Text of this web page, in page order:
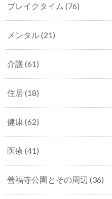
ブレイクタイム (76)
メンタル(21)
介護(61)
住居(18)
健康(62)
医療 (41)
善福寺公園とその周辺 (36)